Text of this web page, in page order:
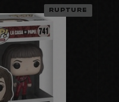
RUPTURE